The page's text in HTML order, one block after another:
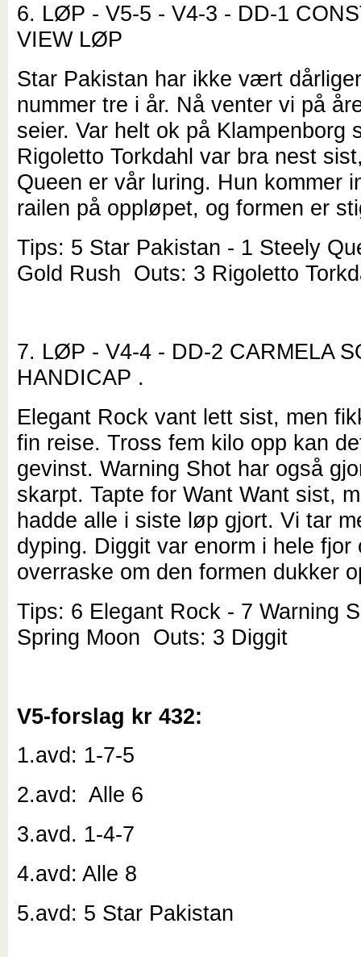
6. LØP - V5-5 - V4-3 - DD-1
VIEW LØP
Star Pakistan har ikke vært
nummer tre i år. Nå venter vi på
seier. Var helt ok på Klampenborg
Rigoletto Torkdahl var bra nest
Queen er vår luring. Hun kommer
railen på oppløpet, og formen er
Tips: 5 Star Pakistan - 1 Steely
Gold Rush Outs: 3 Rigoletto
7. LØP - V4-4 - DD-2 CARMELA
HANDICAP .
Elegant Rock vant lett sist, men
fin reise. Tross fem kilo opp kan
gevinst. Warning Shot har også
skarpt. Tapte for Want Want sist,
hadde alle i siste løp gjort. Vi tar
dyping. Diggit var enorm i hele fjor
overraske om den formen dukker
Tips: 6 Elegant Rock - 7 Warning
Spring Moon Outs: 3 Diggit
V5-forslag kr 432:
1.avd: 1-7-5
2.avd: Alle 6
3.avd. 1-4-7
4.avd: Alle 8
5.avd: 5 Star Pakistan